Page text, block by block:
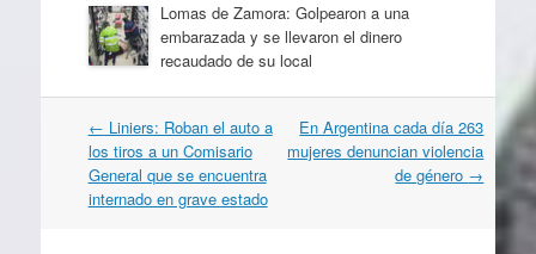
Lomas de Zamora: Golpearon a una
embarazada y se llevaron el dinero
recaudado de su local
Navegación
por
artículos
← Liniers: Roban el auto a
los tiros a un Comisario
General que se encuentra
internado en grave estado
En Argentina cada día 263
mujeres denuncian violencia
de género →